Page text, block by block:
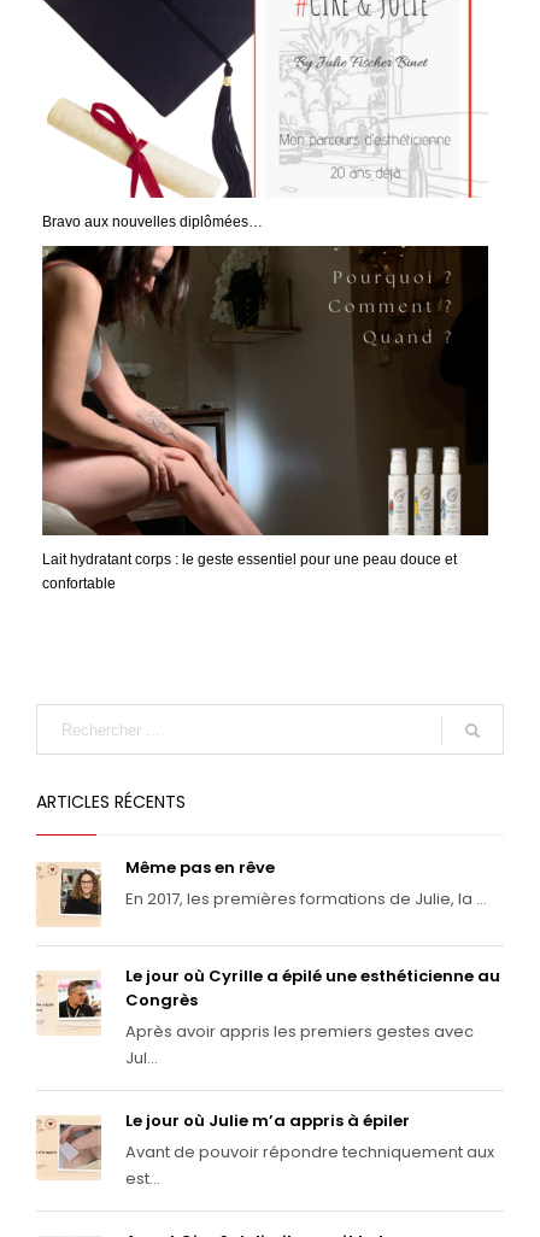
Bravo aux nouvelles diplômées…
Lait hydratant corps : le geste essentiel pour une peau douce et
confortable
ARTICLES RÉCENTS
Même pas en rêve
En 2017, les premières formations de Julie, la ...
Le jour où Cyrille a épilé une esthéticienne au
Congrès
Après avoir appris les premiers gestes avec
Jul...
Le jour où Julie m’a appris à épiler
Avant de pouvoir répondre techniquement aux
est...